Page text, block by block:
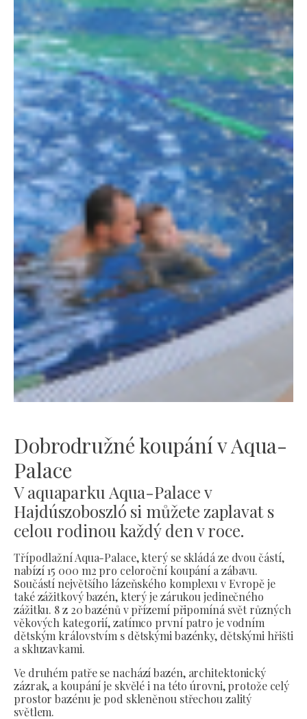
Dobrodružné koupání v Aqua-
Palace
V aquaparku Aqua-Palace v
Hajdúszoboszló si můžete zaplavat s
celou rodinou každý den v roce.
Třípodlažní Aqua-Palace, který se skládá ze dvou částí,
nabízí 15 000 m2 pro celoroční koupání a zábavu.
Součástí největšího lázeňského komplexu v Evropě je
také zážitkový bazén, který je zárukou jedinečného
zážitku. 8 z 20 bazénů v přízemí připomíná svět různých
věkových kategorií, zatímco první patro je vodním
dětským královstvím s dětskými bazénky, dětskými hřišti
a skluzavkami.
Ve druhém patře se nachází bazén, architektonický
zázrak, a koupání je skvělé i na této úrovni, protože celý
prostor bazénu je pod skleněnou střechou zalitý
světlem.